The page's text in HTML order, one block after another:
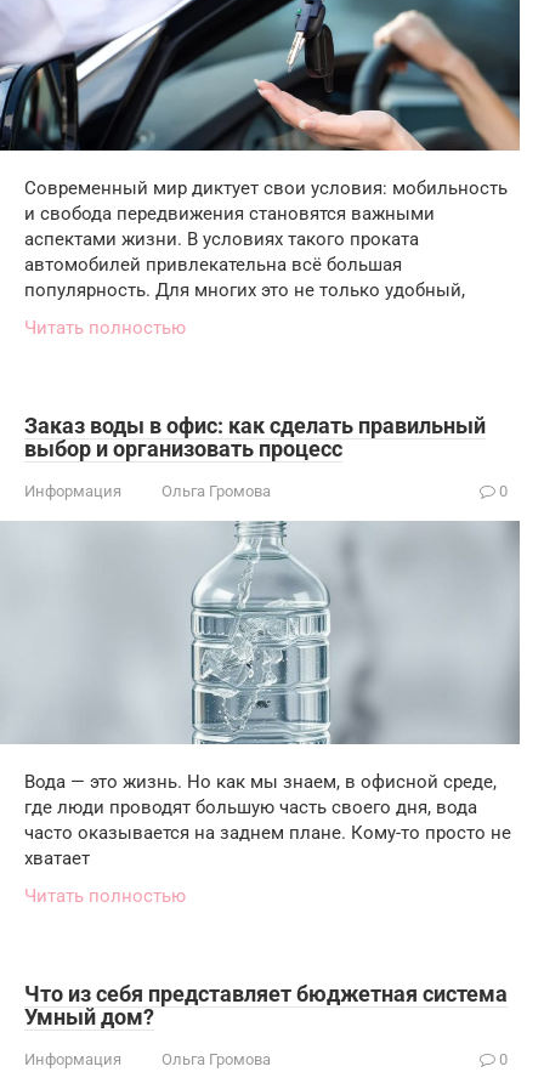
Современный мир диктует свои условия: мобильность
и свобода передвижения становятся важными
аспектами жизни. В условиях такого проката
автомобилей привлекательна всё большая
популярность. Для многих это не только удобный,
Читать полностью
Заказ воды в офис: как сделать правильный
выбор и организовать процесс
Информация Ольга Громова 0
Вода — это жизнь. Но как мы знаем, в офисной среде,
где люди проводят большую часть своего дня, вода
часто оказывается на заднем плане. Кому-то просто не
хватает
Читать полностью
Что из себя представляет бюджетная система
Умный дом?
Информация Ольга Громова 0